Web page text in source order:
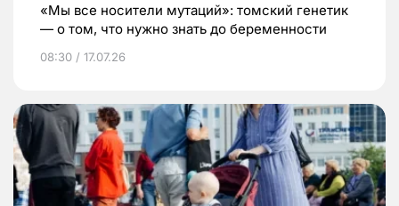
«Мы все носители мутаций»: томский генетик
— о том, что нужно знать до беременности
08:30 / 17.07.26